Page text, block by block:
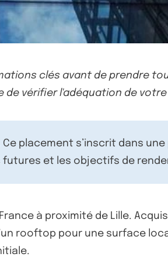
clés avant de prendre
de vérifier l'adéquation de
placement s’inscrit dans
et les objectifs de
à proximité de Lille. Acquis
rooftop pour une surface